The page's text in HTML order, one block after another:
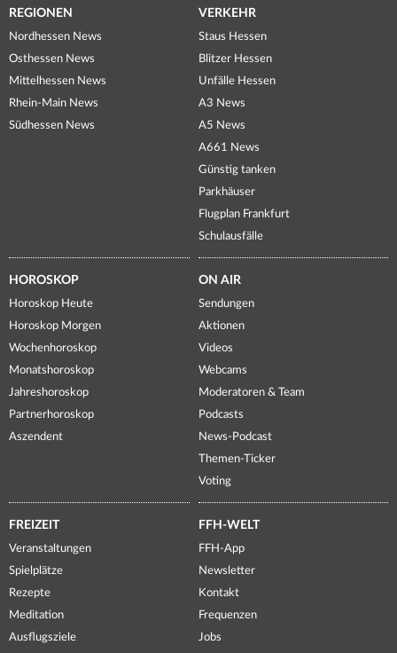
REGIONEN
Nordhessen News
Osthessen News
Mittelhessen News
Rhein-Main News
Südhessen News
VERKEHR
Staus Hessen
Blitzer Hessen
Unfälle Hessen
A3 News
A5 News
A661 News
Günstig tanken
Parkhäuser
Flugplan Frankfurt
Schulausfälle
HOROSKOP
Horoskop Heute
Horoskop Morgen
Wochenhoroskop
Monatshoroskop
Jahreshoroskop
Partnerhoroskop
Aszendent
ON AIR
Sendungen
Aktionen
Videos
Webcams
Moderatoren & Team
Podcasts
News-Podcast
Themen-Ticker
Voting
FREIZEIT
Veranstaltungen
Spielplätze
Rezepte
Meditation
Ausflugsziele
FFH-WELT
FFH-App
Newsletter
Kontakt
Frequenzen
Jobs